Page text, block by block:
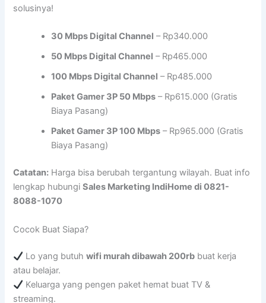
solusinya!
30 Mbps Digital Channel – Rp340.000
50 Mbps Digital Channel – Rp465.000
100 Mbps Digital Channel – Rp485.000
Paket Gamer 3P 50 Mbps – Rp615.000 (Gratis
Biaya Pasang)
Paket Gamer 3P 100 Mbps – Rp965.000 (Gratis
Biaya Pasang)
Catatan: Harga bisa berubah tergantung wilayah. Buat info
lengkap hubungiSales Marketing IndiHome di 0821-
8088-1070
Cocok Buat Siapa?
Lo yang butuhwifi murah dibawah 200rb buat kerja
atau belajar.
Keluarga yang pengen paket hemat buat TV &
streaming.